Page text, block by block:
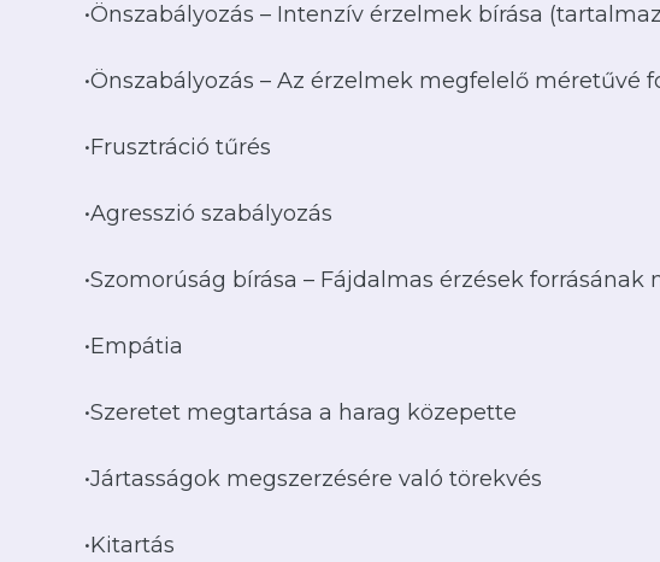
•Önszabályozás – Intenzív érzelmek bírása
•Önszabályozás – Az érzelmek megfelelő méretűvé
•Frusztráció tűrés
•Agresszió szabályozás
•Szomorúság bírása – Fájdalmas érzések forrásának
•Empátia
•Szeretet megtartása a harag közepette
•Jártasságok megszerzésére való törekvés
•Kitartás